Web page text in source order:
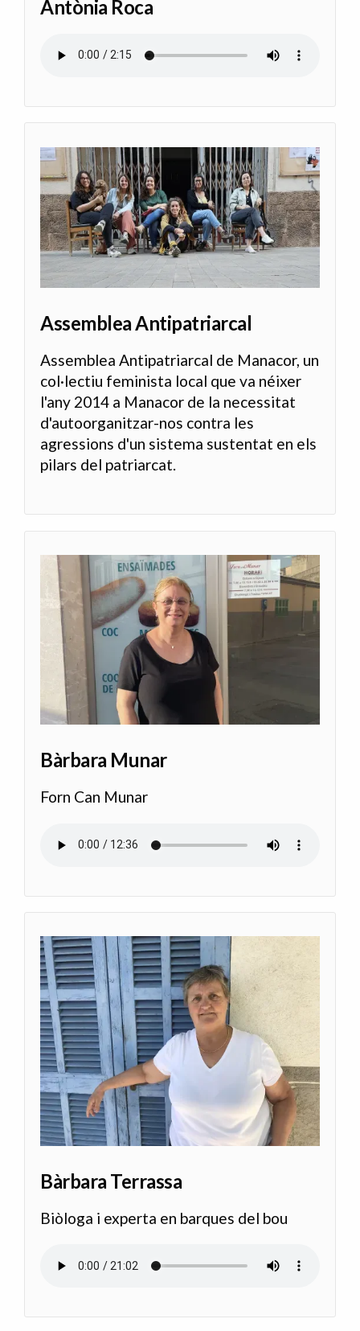
Antònia Roca
Assemblea Antipatriarcal
Assemblea Antipatriarcal de Manacor, un
col·lectiu feminista local que va néixer
l'any 2014 a Manacor de la necessitat
d'autoorganitzar-nos contra les
agressions d'un sistema sustentat en els
pilars del patriarcat.
Bàrbara Munar
Forn Can Munar
Bàrbara Terrassa
Biòloga i experta en barques del bou